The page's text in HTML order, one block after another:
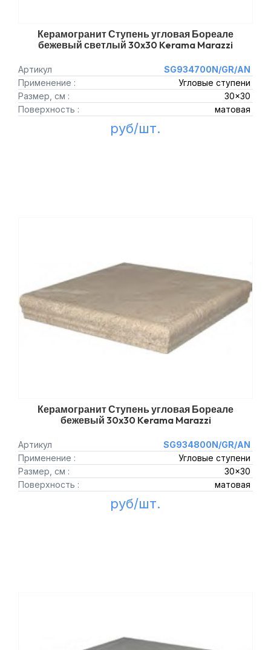
Керамогранит Ступень угловая Бореале
бежевый светлый 30x30 Kerama Marazzi
Артикул
SG934700N/GR/AN
Применение :
Угловые ступени
Размер, см :
30x30
Поверхность :
матовая
руб/шт.
Керамогранит Ступень угловая Бореале
бежевый 30x30 Kerama Marazzi
Артикул
SG934800N/GR/AN
Применение :
Угловые ступени
Размер, см :
30x30
Поверхность :
матовая
руб/шт.